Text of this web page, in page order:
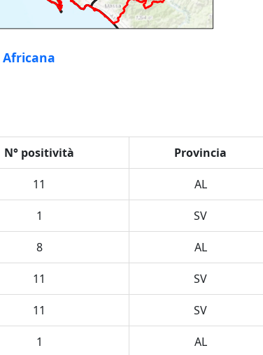
N° positività Provincia
11 AL
1 SV
8 AL
11 SV
11 SV
1 AL